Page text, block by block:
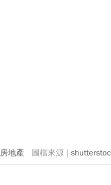
房地產